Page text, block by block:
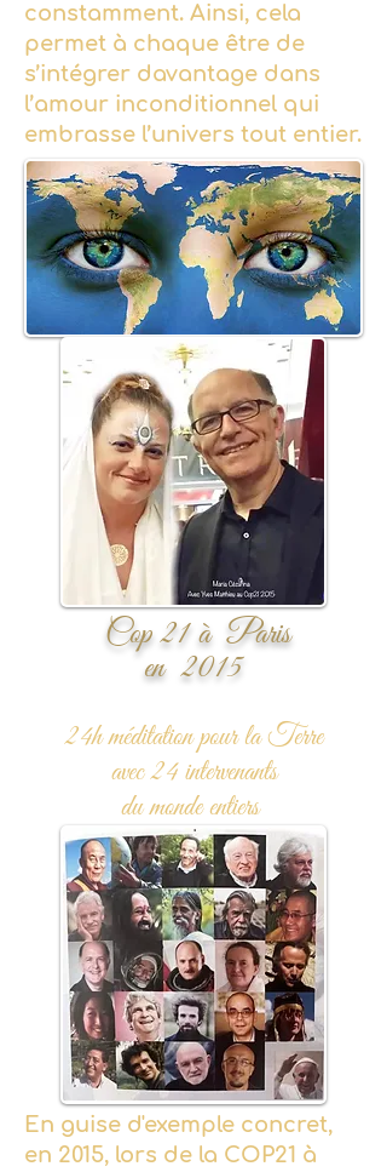
constamment. Ainsi, cela
permet à chaque être de
s’intégrer davantage dans
l’amour inconditionnel qui
embrasse l’univers tout entier.
Cop 21à Paris
en 2015
24h méditationpour la Terre
avec 24 intervenants
du monde entiers
En guise d'exemple concret,
en 2015, lors de la COP21 à